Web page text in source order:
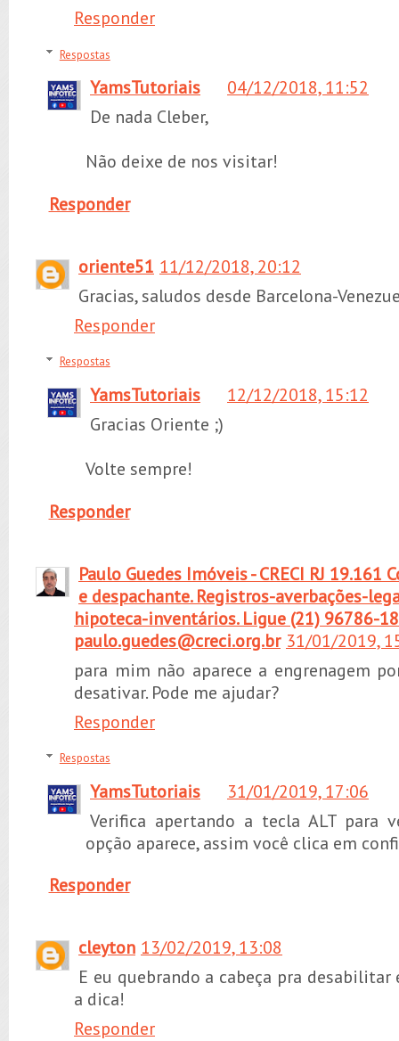
Responder
Respostas
YamsTutoriais
04/12/2018, 11:52
De nada Cleber,
Não deixe de nos visitar!
Responder
oriente51 11/12/2018, 20:12
Gracias, saludos desde Barcelona-
Responder
Respostas
YamsTutoriais
12/12/2018, 15:12
Gracias Oriente ;)
Volte sempre!
Responder
Paulo Guedes Imóveis - CRECI RJ 19.161
e despachante. Registros-averbações-
hipoteca-inventários. Ligue (21) 96786-
paulo.guedes@creci.org.br 31/01/2019,
para mim não aparece a engrenagem
desativar. Pode me ajudar?
Responder
Respostas
YamsTutoriais
31/01/2019, 17:06
Verifica apertando a tecla ALT para
opção aparece, assim você clica em
Responder
cleyton 13/02/2019, 13:08
E eu quebrando a cabeça pra
a dica!
Responder